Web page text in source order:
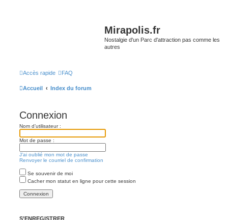
Mirapolis.fr
Nostalgie d'un Parc d'attraction pas comme les
autres
Accès rapide FAQ
Accueil Index du forum
Connexion
Nom d’utilisateur :
Mot de passe :
J’ai oublié mon mot de passe
Renvoyer le courriel de confirmation
Se souvenir de moi
Cacher mon statut en ligne pour cette session
S’ENREGISTRER